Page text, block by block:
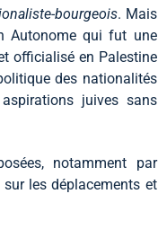
bourgeois. Mais
Autonome qui fut une
officialisé en Palestine
des nationalités
juives sans
notamment par
les déplacements et